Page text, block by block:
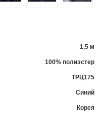
1,5 м
100% полиэстер
ТРЦ175
Синий
Корея